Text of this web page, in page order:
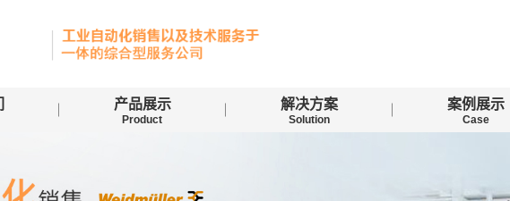
产品展示
Product
解决方案
Solution
案例展示
Case